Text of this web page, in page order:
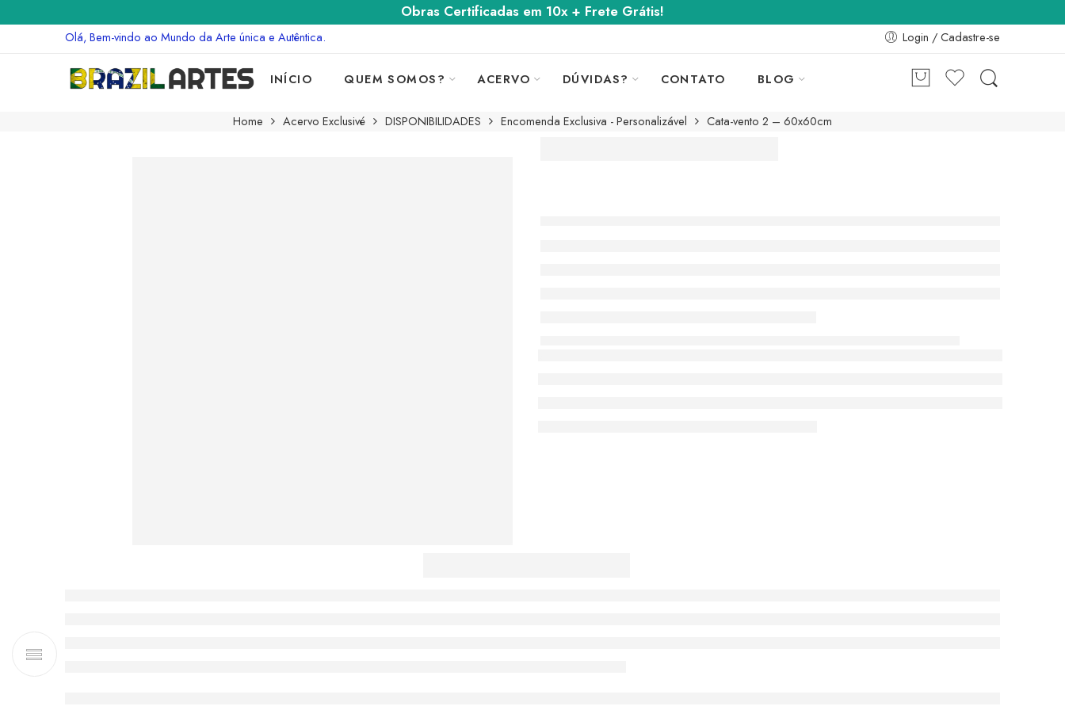
Obras Certificadas em 10x + Frete Grátis!
Olá, Bem-vindo ao Mundo da Arte única e Autêntica. Login / Cadastre-se
INÍCIO QUEM SOMOS? ACERVO DÚVIDAS? CONTATO BLOG
Home Acervo Exclusivé DISPONIBILIDADES Encomenda Exclusiva - Personalizável Cata-vento 2 – 60x60cm